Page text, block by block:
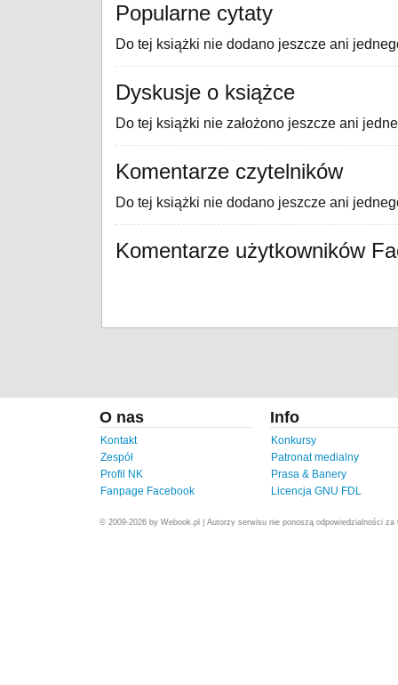
Popularne cytaty
Do tej książki nie dodano jeszcze ani
Dyskusje o książce
Do tej książki nie założono jeszcze ani
Komentarze czytelników
Do tej książki nie dodano jeszcze ani
Komentarze użytkowników
O nas
Kontakt
Zespół
Profil NK
Fanpage Facebook
Info
Konkursy
Patronat medialny
Prasa & Banery
Licencja GNU FDL
© 2009-2026 by Webook.pl | Autorzy serwisu nie ponoszą odpowiedzialności